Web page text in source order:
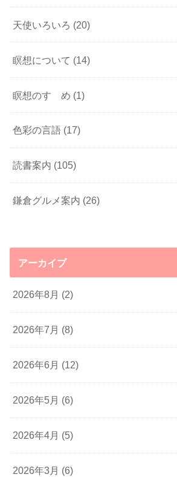
天使いろいろ (20)
瞑想について (14)
瞑想のすゝめ (1)
色彩の言語 (17)
読書案内 (105)
鎌倉グルメ案内 (26)
アーカイブ
2026年8月 (2)
2026年7月 (8)
2026年6月 (12)
2026年5月 (6)
2026年4月 (5)
2026年3月 (6)